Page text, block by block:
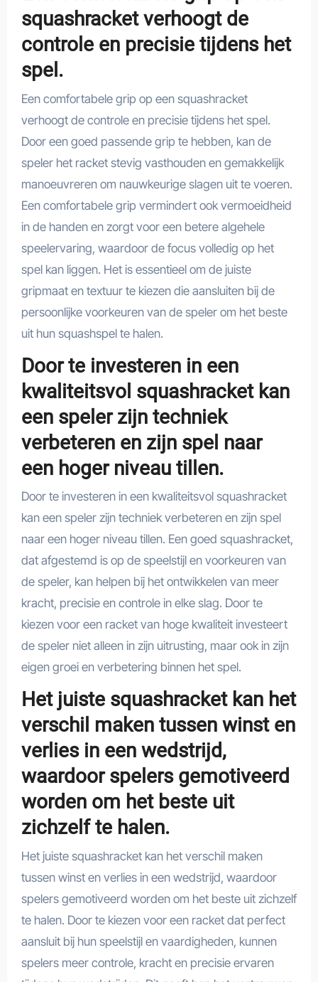
squashracket verhoogt de
controle en precisie tijdens het
spel.
Een comfortabele grip op een squashracket
verhoogt de controle en precisie tijdens het spel.
Door een goed passende grip te hebben, kan de
speler het racket stevig vasthouden en gemakkelijk
manoeuvreren om nauwkeurige slagen uit te voeren.
Een comfortabele grip vermindert ook vermoeidheid
in de handen en zorgt voor een betere algehele
speelervaring, waardoor de focus volledig op het
spel kan liggen. Het is essentieel om de juiste
gripmaat en textuur te kiezen die aansluiten bij de
persoonlijke voorkeuren van de speler om het beste
uit hun squashspel te halen.
Door te investeren in een
kwaliteitsvol squashracket kan
een speler zijn techniek
verbeteren en zijn spel naar
een hoger niveau tillen.
Door te investeren in een kwaliteitsvol squashracket
kan een speler zijn techniek verbeteren en zijn spel
naar een hoger niveau tillen. Een goed squashracket,
dat afgestemd is op de speelstijl en voorkeuren van
de speler, kan helpen bij het ontwikkelen van meer
kracht, precisie en controle in elke slag. Door te
kiezen voor een racket van hoge kwaliteit investeert
de speler niet alleen in zijn uitrusting, maar ook in zijn
eigen groei en verbetering binnen het spel.
Het juiste squashracket kan het
verschil maken tussen winst en
verlies in een wedstrijd,
waardoor spelers gemotiveerd
worden om het beste uit
zichzelf te halen.
Het juiste squashracket kan het verschil maken
tussen winst en verlies in een wedstrijd, waardoor
spelers gemotiveerd worden om het beste uit zichzelf
te halen. Door te kiezen voor een racket dat perfect
aansluit bij hun speelstijl en vaardigheden, kunnen
spelers meer controle, kracht en precisie ervaren